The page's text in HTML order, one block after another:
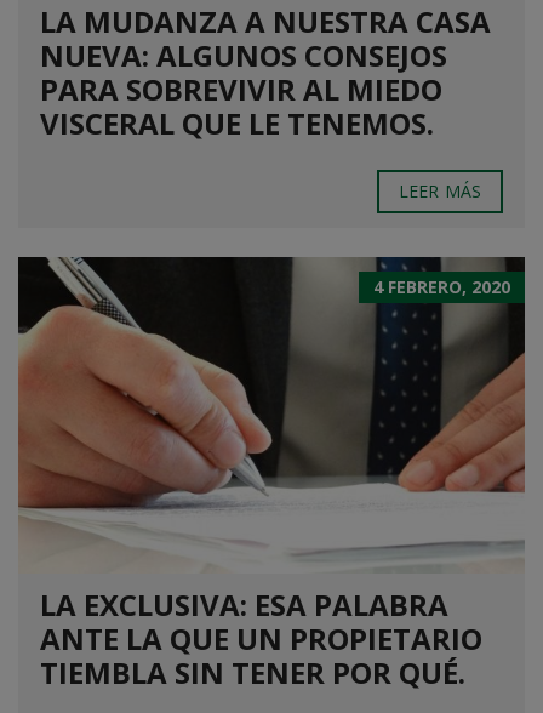
LA MUDANZA A NUESTRA CASA
NUEVA: ALGUNOS CONSEJOS
PARA SOBREVIVIR AL MIEDO
VISCERAL QUE LE TENEMOS.
LEER MÁS
4 FEBRERO, 2020
LA EXCLUSIVA: ESA PALABRA
ANTE LA QUE UN PROPIETARIO
TIEMBLA SIN TENER POR QUÉ.